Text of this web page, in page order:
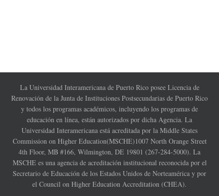
La Universidad Interamericana de Puerto Rico posee Licencia de
Renovación de la Junta de Instituciones Postsecundarias de Puerto Rico
y todos los programas académicos, incluyendo los programas de
educación en línea, están autorizados por dicha Agencia. La
Universidad Interamericana está acreditada por la Middle States
Commission on Higher Education(MSCHE)1007 North Orange Street
4th Floor, MB #166, Wilmington, DE 19801 (267-284-5000). La
MSCHE es una agencia de acreditación institucional reconocida por el
Secretario de Educación de los Estados Unidos de Norteamérica y por
el Council on Higher Education Accreditation (CHEA).